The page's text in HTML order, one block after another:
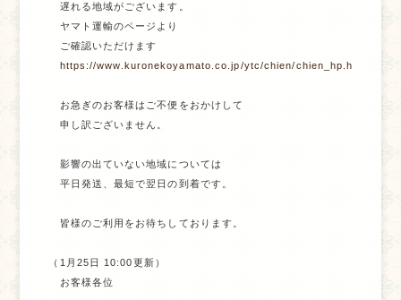
遅れる地域がございます。
ヤマト運輸のページより
https://www.kuronekoyamato.co.jp/ytc/chien/chien_hp.html
お急ぎのお客様はご不便をおかけして
申し訳ございません。
影響の出ていない地域については
平日発送、最短で翌日の到着です。
皆様のご利用をお待ちしております。
（1月25日 10:00更新）
お客様各位